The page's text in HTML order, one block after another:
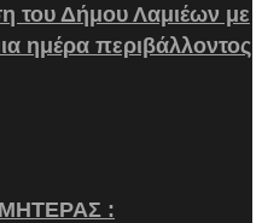
του Δήμου Λαμιέων με
ημέρα περιβάλλοντος
: